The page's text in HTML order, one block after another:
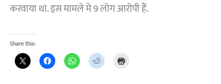
करवाया था. इस मामले मे 9 लोग आरोपी हैं.
Share this: